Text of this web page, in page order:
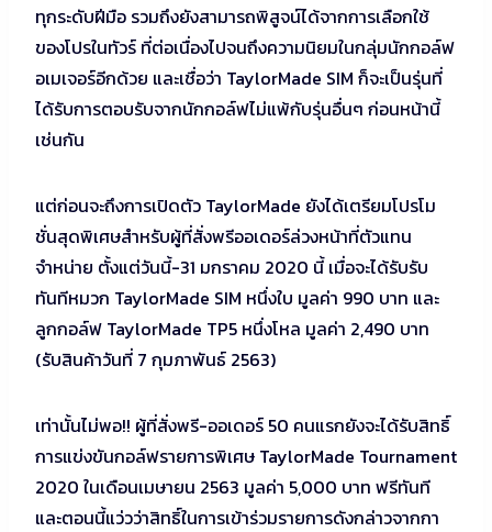
ทุกระดับฝีมือ รวมถึงยังสามารถพิสูจน์ได้จากการเลือกใช้
ของโปรในทัวร์ ที่ต่อเนื่องไปจนถึงความนิยมในกลุ่มนักกอล์ฟ
อเมเจอร์อีกด้วย และเชื่อว่า TaylorMade SIM ก็จะเป็นรุ่นที่
ได้รับการตอบรับจากนักกอล์ฟไม่แพ้กับรุ่นอื่นๆ ก่อนหน้านี้
เช่นกัน
แต่ก่อนจะถึงการเปิดตัว TaylorMade ยังได้เตรียมโปรโม
ชั่นสุดพิเศษสำหรับผู้ที่สั่งพรีออเดอร์ล่วงหน้าที่ตัวแทน
จำหน่าย ตั้งแต่วันนี้-31 มกราคม 2020 นี้ เมื่อจะได้รับรับ
ทันทีหมวก TaylorMade SIM หนึ่งใบ มูลค่า 990 บาท และ
ลูกกอล์ฟ TaylorMade TP5 หนึ่งโหล มูลค่า 2,490 บาท
(รับสินค้าวันที่ 7 กุมภาพันธ์ 2563)
เท่านั้นไม่พอ!! ผู้ที่สั่งพรี-ออเดอร์ 50 คนแรกยังจะได้รับสิทธิ์
การแข่งขันกอล์ฟรายการพิเศษ TaylorMade Tournament
2020 ในเดือนเมษายน 2563 มูลค่า 5,000 บาท ฟรีทันที
และตอนนี้แว่วว่าสิทธิ์ในการเข้าร่วมรายการดังกล่าวจากกา